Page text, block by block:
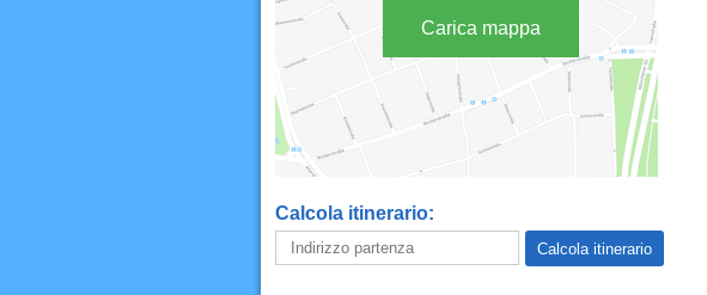
Carica mappa
Calcola itinerario: